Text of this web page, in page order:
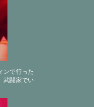
ンで行った
武闘家でい